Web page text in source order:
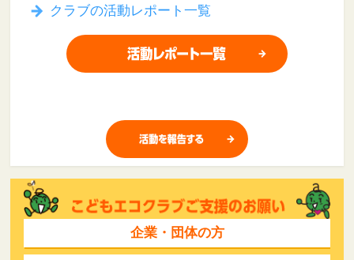
クラブの活動レポート一覧
企業・団体の方